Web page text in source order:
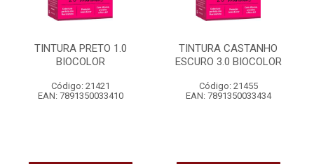
TINTURA PRETO 1.0
BIOCOLOR
Código: 21421
EAN: 7891350033410
TINTURA CASTANHO
ESCURO 3.0 BIOCOLOR
Código: 21455
EAN: 7891350033434